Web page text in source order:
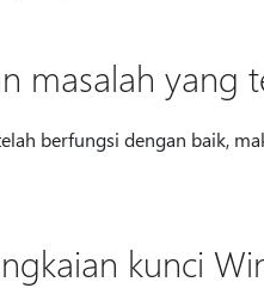
masalah
berfungsi dengan baik,
kunci